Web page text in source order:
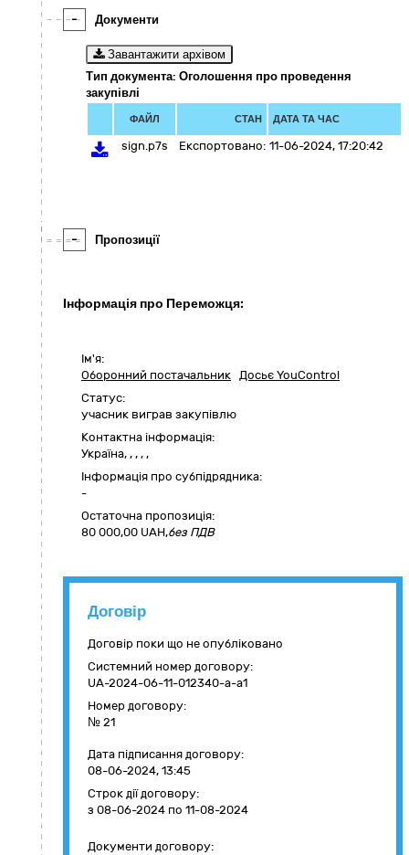
- Документи
Завантажити архівом
Тип документа: Оголошення про проведення
закупівлі
ФАЙЛ СТАН ДАТА ТА ЧАС
sign.p7s Експортовано: 11-06-2024, 17:20:42
- Пропозиції
Інформація про Переможця:
Ім'я:
Оборонний постачальник Досьє YouControl
Статус:
учасник виграв закупівлю
Контактна інформація:
Україна, , , , ,
Інформація про субпідрядника:
-
Остаточна пропозиція:
80 000,00 UAH,без ПДВ
Договір
Договір поки що не опубліковано
Системний номер договору:
UA-2024-06-11-012340-a-a1
Номер договору:
№ 21
Дата підписання договору:
08-06-2024, 13:45
Строк дії договору:
з 08-06-2024 по 11-08-2024
Документи договору: